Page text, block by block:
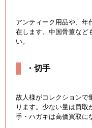
アンティーク用品や、年
在します。中国骨董など
い。
・切手
故人様がコレクションで
ります。少ない量は買取
手・ハガキは高価買取に